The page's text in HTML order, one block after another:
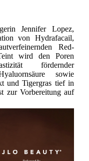
Jennifer Lopez,
von Hydrafacail,
Red-
wird den Poren
fördernder
sowie
und Tigergras tief in
zur Vorbereitung auf